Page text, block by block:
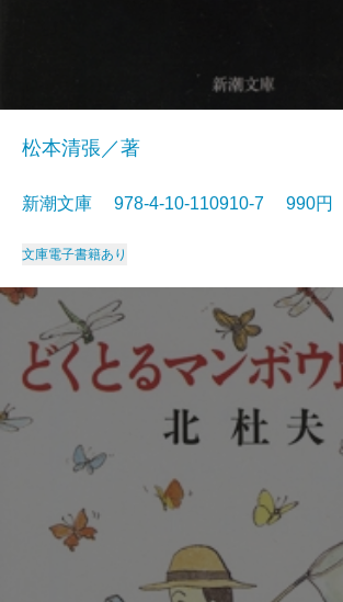
松本清張／著
新潮文庫 978-4-10-110910-7 990円
文庫電子書籍あり